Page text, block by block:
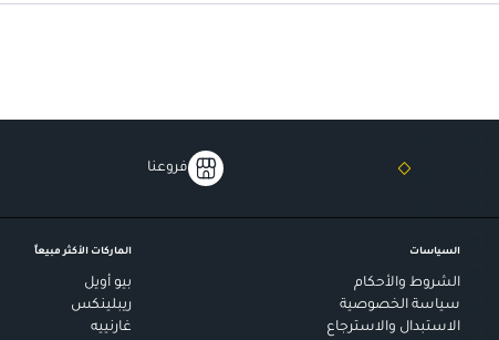
فروعنا
السياسات
الشروط والأحكام
سياسة الخصوصية
الاستبدال والاسترجاع
الماركات الأكثر مبيعاً
بيو أويل
ريبلينكس
غارنييه